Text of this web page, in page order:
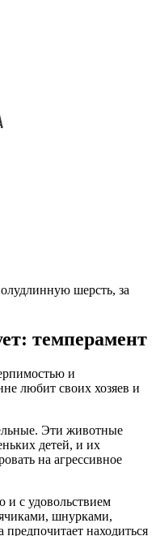
шерсть, за
темперамент
и
любит своих хозяев и
Эти животные
детей, и их
на агрессивное
и с удовольствием
шнурками,
находиться